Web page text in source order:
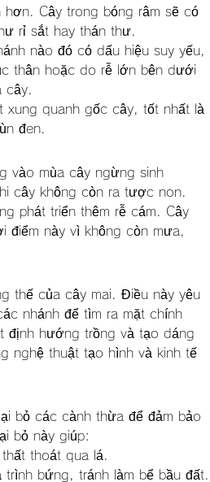
Cây trong bóng râm sẽ có
rỉ sắt hay thán thư.
nào đó có dấu hiệu suy yếu,
thân hoặc do rễ lớn bên dưới
xung quanh gốc cây, tốt nhất là
đen.
vào mùa cây ngừng sinh
cây không còn ra tược non.
phát triển thêm rễ cám. Cây
điểm này vì không còn mưa,
thế của cây mai. Điều này yêu
nhánh để tìm ra mặt chính
định hướng trồng và tạo dáng
nghệ thuật tạo hình và kinh tế
bỏ các cành thừa để đảm bảo
bỏ này giúp:
thoát qua lá.
bứng, tránh làm bể bầu đất.